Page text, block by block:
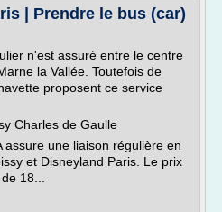
| Prendre le bus (car)
n'est assuré entre le centre
la Vallée. Toutefois de
proposent ce service
Charles de Gaulle
assure une liaison régulière en
et Disneyland Paris. Le prix
18...